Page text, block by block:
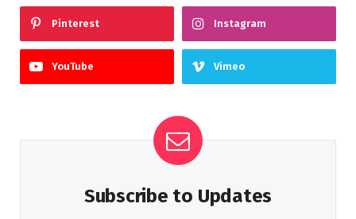
Pinterest Instagram
YouTube Vimeo
Subscribe to Updates